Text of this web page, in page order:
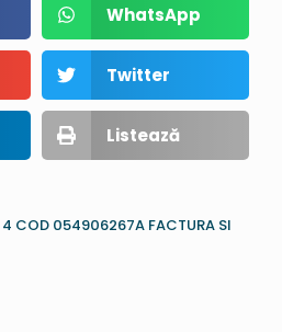
WhatsApp
Twitter
Listează
4 COD 054906267A FACTURA SI